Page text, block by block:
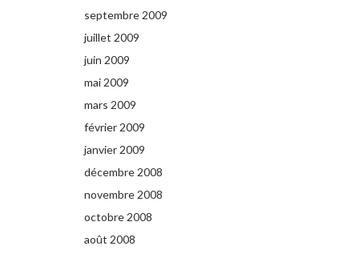
septembre 2009
juillet 2009
juin 2009
mai 2009
mars 2009
février 2009
janvier 2009
décembre 2008
novembre 2008
octobre 2008
août 2008